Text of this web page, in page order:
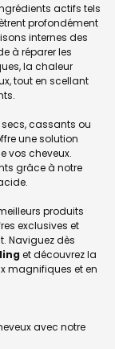
actifs tels
profondément
internes des
à réparer les
la chaleur
tout en scellant
secs, cassants ou
une solution
vos cheveux.
grâce à notre
produits
exclusives et
Naviguez dès
et découvrez la
magnifiques et en
avec notre